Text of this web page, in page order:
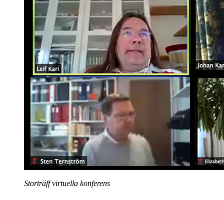
Storträff virtuella konferens